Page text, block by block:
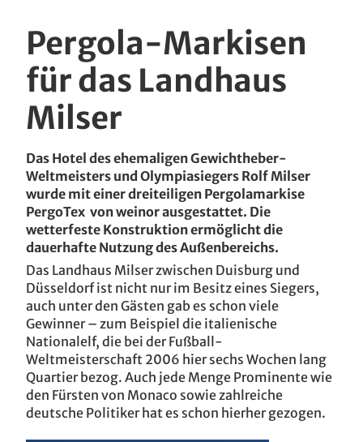
EFH Nürnberg / D
EFH Erkelenz / D
EFH Köln / D
Playa Köln / D
EFH Pirmasens / D
Hanau / D
Terrassenglück in der eigenen weinor
Glasoase®
Loft Hamburg / D
EFH Leverkusen / D
EFH Ratingen / D
Pergola-Markisen
für das Landhaus
Milser
Das Hotel des ehemaligen Gewichtheber-
Weltmeisters und Olympiasiegers Rolf Milser
wurde mit einer dreiteiligen Pergolamarkise
PergoTex von weinor ausgestattet. Die
wetterfeste Konstruktion ermöglicht die
dauerhafte Nutzung des Außenbereichs.
Das Landhaus Milser zwischen Duisburg und
Düsseldorf ist nicht nur im Besitz eines Siegers,
auch unter den Gästen gab es schon viele
Gewinner – zum Beispiel die italienische
Nationalelf, die bei der Fußball-
Weltmeisterschaft 2006 hier sechs Wochen lang
Quartier bezog. Auch jede Menge Prominente wie
den Fürsten von Monaco sowie zahlreiche
deutsche Politiker hat es schon hierher gezogen.